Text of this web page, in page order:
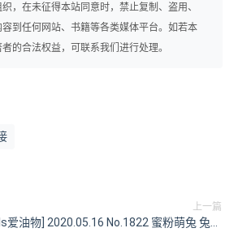
，在未征得本站同意时，禁止复制、盗用、
到任何网站、书籍等各类媒体平台。如若本
的合法权益，可联系我们进行处理。
上一篇
爱油物] 2020.05.16 No.1822 蜜粉萌兔 兔兔